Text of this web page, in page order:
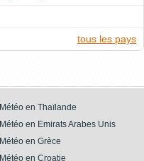
tous les pays
Météo en Thaïlande
Météo en Emirats Arabes Unis
Météo en Grèce
Météo en Croatie